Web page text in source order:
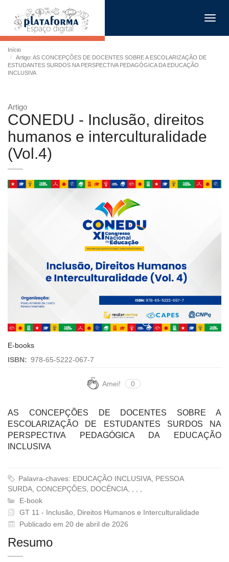
Início
Artigo: AS CONCEPÇÕES DE DOCENTES SOBRE A ESCOLARIZAÇÃO DE
ESTUDANTES SURDOS NA PERSPECTIVA PEDAGÓGICA DA EDUCAÇÃO
INCLUSIVA
Artigo
CONEDU - Inclusão, direitos
humanos e interculturalidade
(Vol.4)
E-books
ISBN: 978-65-5222-067-7
Amei! 0
AS CONCEPÇÕES DE DOCENTES SOBRE A
ESCOLARIZAÇÃO DE ESTUDANTES SURDOS NA
PERSPECTIVA PEDAGÓGICA DA EDUCAÇÃO
INCLUSIVA
Palavra-chaves: EDUCAÇÃO INCLUSIVA, PESSOA
SURDA, CONCEPÇÕES, DOCÊNCIA, , , ,
E-book
GT 11 - Inclusão, Direitos Humanos e Interculturalidade
Publicado em 20 de abril de 2026
Resumo